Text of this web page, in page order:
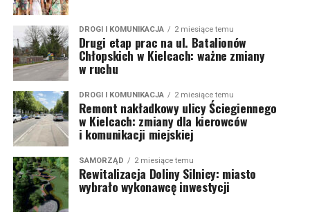
DROGI I KOMUNIKACJA 2 miesiące temu
Drugi etap prac na ul. Batalionów
Chłopskich w Kielcach: ważne zmiany
w ruchu
DROGI I KOMUNIKACJA 2 miesiące temu
Remont nakładkowy ulicy Ściegiennego
w Kielcach: zmiany dla kierowców
i komunikacji miejskiej
SAMORZĄD 2 miesiące temu
Rewitalizacja Doliny Silnicy: miasto
wybrało wykonawcę inwestycji